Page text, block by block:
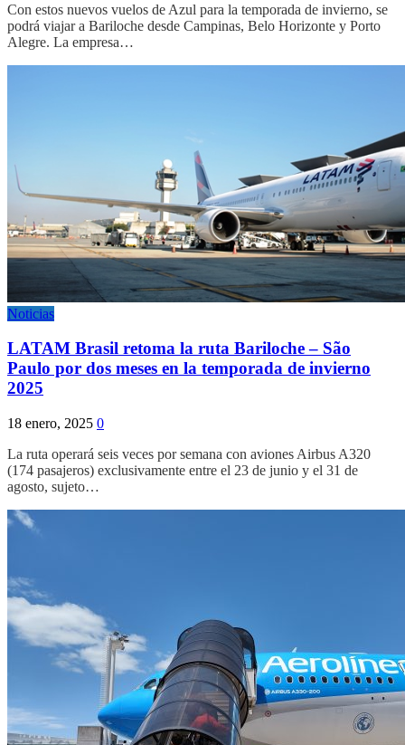
Con estos nuevos vuelos de Azul para la temporada de invierno, se
podrá viajar a Bariloche desde Campinas, Belo Horizonte y Porto
Alegre. La empresa…
Noticias
LATAM Brasil retoma la ruta Bariloche – São
Paulo por dos meses en la temporada de invierno
2025
18 enero, 2025 0
La ruta operará seis veces por semana con aviones Airbus A320
(174 pasajeros) exclusivamente entre el 23 de junio y el 31 de
agosto, sujeto…